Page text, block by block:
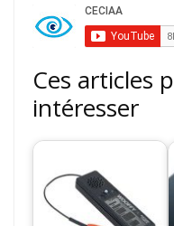
Ces articles
intéresser